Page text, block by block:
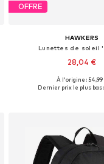
OFFRE
HAWKERS
Lunettes de soleil
28,04 €
Tailles disponibles:
À l'origine : 54,99
Dernier prix le plus bas :